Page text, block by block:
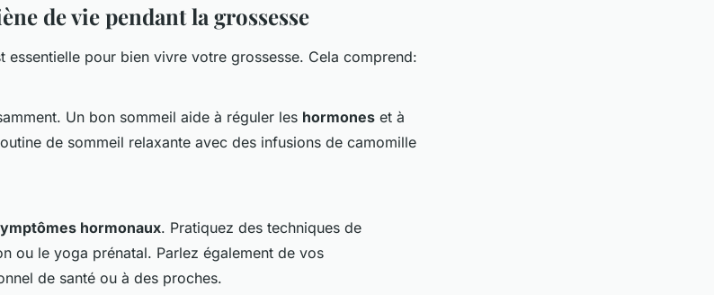
de vie pendant la grossesse
essentielle pour bien vivre votre grossesse. Cela comprend:
Un bon sommeil aide à réguler les hormones et à
de sommeil relaxante avec des infusions de camomille
hormonaux. Pratiquez des techniques de
ou le yoga prénatal. Parlez également de vos
de santé ou à des proches.